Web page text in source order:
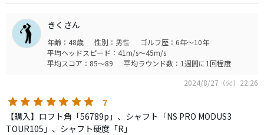
きくさん
年齢：48歳 性別：男性
ゴルフ歴：6年～10年
平均ヘッドスピード：41m/s～45m/s
平均スコア：85～89
平均ラウンド数：1週間に1回程度
2024/8/27（火）22:26
7
【購入】ロフト角「56789p」、シャフト「NS PRO MODUS3
TOUR105」、シャフト硬度「R」